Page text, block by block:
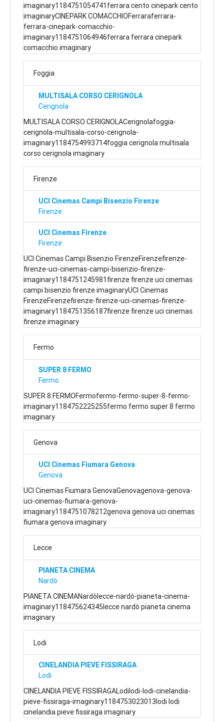
imaginary1184751054741ferrara cento cinepark cento
imaginaryCINEPARK COMACCHIOFerraraferrara-
ferrara-cinepark-comacchio-
imaginary1184751064946ferrara ferrara cinepark
comacchio imaginary
Foggia
MULTISALA CORSO CERIGNOLA
Cerignola
MULTISALA CORSO CERIGNOLACerignolafoggia-
cerignola-multisala-corso-cerignola-
imaginary1184754993714foggia cerignola multisala
corso cerignola imaginary
Firenze
UCI Cinemas Campi Bisenzio Firenze
Firenze
UCI Cinemas Firenze
Firenze
UCI Cinemas Campi Bisenzio FirenzeFirenzefirenze-
firenze-uci-cinemas-campi-bisenzio-firenze-
imaginary1184751245981firenze firenze uci cinemas
campi bisenzio firenze imaginaryUCI Cinemas
FirenzeFirenzefirenze-firenze-uci-cinemas-firenze-
imaginary1184751356187firenze firenze uci cinemas
firenze imaginary
Fermo
SUPER 8 FERMO
Fermo
SUPER 8 FERMOFermofermo-fermo-super-8-fermo-
imaginary1184752225255fermo fermo super 8 fermo
imaginary
Genova
UCI Cinemas Fiumara Genova
Genova
UCI Cinemas Fiumara GenovaGenovagenova-genova-
uci-cinemas-fiumara-genova-
imaginary1184751078212genova genova uci cinemas
fiumara genova imaginary
Lecce
PIANETA CINEMA
Nardò
PIANETA CINEMANardòlecce-nardò-pianeta-cinema-
imaginary118475624345lecce nardò pianeta cinema
imaginary
Lodi
CINELANDIA PIEVE FISSIRAGA
Lodi
CINELANDIA PIEVE FISSIRAGALodilodi-lodi-cinelandia-
pieve-fissiraga-imaginary1184753023013lodi lodi
cinelandia pieve fissiraga imaginary